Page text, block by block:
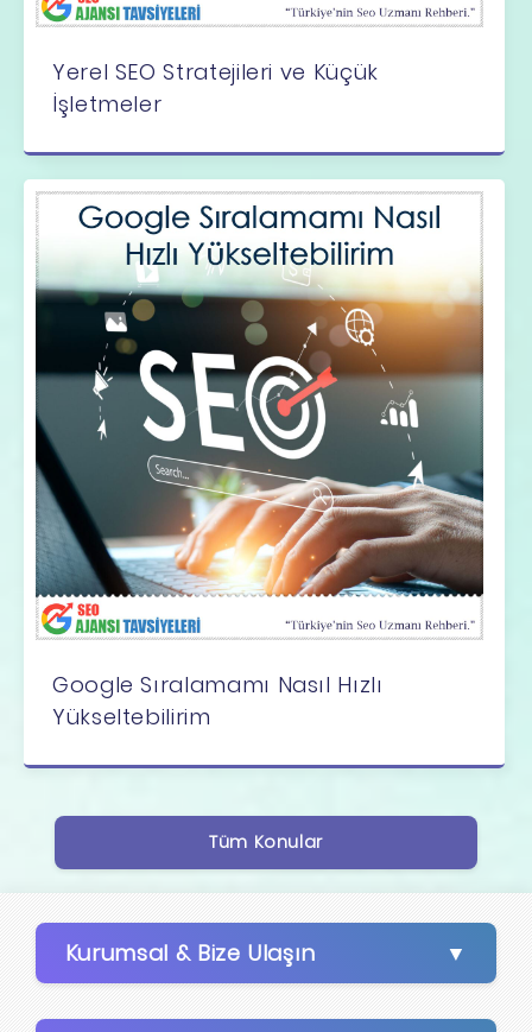
Yerel SEO Stratejileri ve Küçük
İşletmeler
Google Sıralamamı Nasıl Hızlı
Yükseltebilirim
Tüm Konular
Kurumsal & Bize Ulaşın